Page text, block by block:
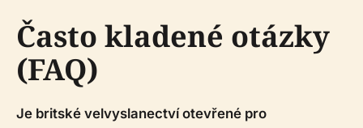
Často kladené otázky
(FAQ)
Je britské velvyslanectví otevřené pro